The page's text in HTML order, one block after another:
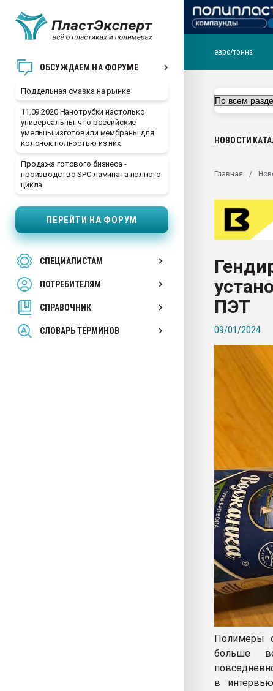
ОБСУЖДАЕМ НА ФОРУМЕ
Поддельная смазка на рынке
11.09.2020 Нанотрубки настолько
универсальны, что российские
умельцы изготовили мембраны для
колонок полностью из них
Продажа готового бизнеса -
производство SPC ламината полного
цикла
ПЕРЕЙТИ НА ФОРУМ
СПЕЦИАЛИСТАМ
ПОТРЕБИТЕЛЯМ
СПРАВОЧНИК
СЛОВАРЬ ТЕРМИНОВ
ближайшее
Подмосковье, Москва
первый план в
28.07.2026
Всё, что касается
Материал поверхности
Продам отходы
поликарбоната и АБС-
Armaloy PC/ABS-1IM
евро/тонна
НОВОСТИ
Главная
ПЭТ
09/01/2024
Полимеры
больше
в